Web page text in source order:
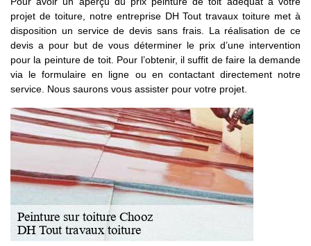
projet de toiture, notre entreprise DH Tout travaux toiture met à
disposition un service de devis sans frais. La réalisation de ce
devis a pour but de vous déterminer le prix d’une intervention
pour la peinture de toit. Pour l’obtenir, il suffit de faire la demande
via le formulaire en ligne ou en contactant directement notre
service. Nous saurons vous assister pour votre projet.